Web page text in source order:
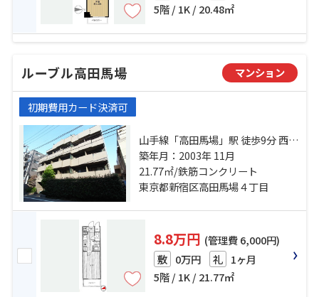
5階 / 1K / 20.48㎡
ルーブル高田馬場 マンション
初期費用カード決済可
山手線「高田馬場」駅 徒歩9分 西武
新宿線「下落合」駅 徒歩12分 東西
線「落合」駅 徒歩14分
築年月：2003年 11月
21.77㎡/鉄筋コンクリート
東京都新宿区高田馬場４丁目
8.8万円 (管理費 6,000円)
敷 0万円 礼 1ヶ月
5階 / 1K / 21.77㎡